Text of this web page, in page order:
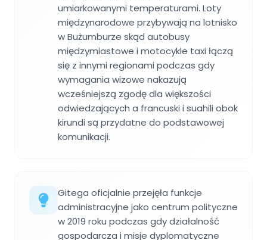
umiarkowanymi temperaturami. Loty
międzynarodowe przybywają na lotnisko
w Bużumburze skąd autobusy
międzymiastowe i motocykle taxi łączą
się z innymi regionami podczas gdy
wymagania wizowe nakazują
wcześniejszą zgodę dla większości
odwiedzających a francuski i suahili obok
kirundi są przydatne do podstawowej
komunikacji.
Gitega oficjalnie przejęła funkcje
administracyjne jako centrum polityczne
w 2019 roku podczas gdy działalność
gospodarcza i misje dyplomatyczne